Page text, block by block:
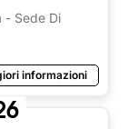
- Sede Di
informazioni